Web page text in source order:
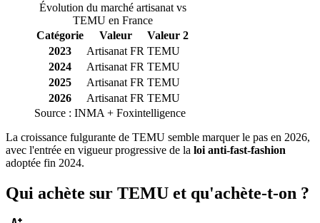
Évolution du marché artisanat vs
TEMU en France
Catégorie
Valeur
Valeur 2
2023
Artisanat FR TEMU
2024
Artisanat FR TEMU
2025
Artisanat FR TEMU
2026
Artisanat FR TEMU
Source : INMA + Foxintelligence
La croissance fulgurante de TEMU semble marquer le pas en 2026,
avec l'entrée en vigueur progressive de la loi anti-fast-fashion
adoptée fin 2024.
Qui achète sur TEMU et qu'achète-t-on ?